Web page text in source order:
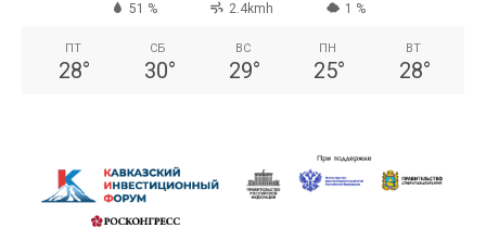
51 % 2.4kmh 1 %
ПТ
28°
СБ
30°
ВС
29°
ПН
25°
ВТ
28°